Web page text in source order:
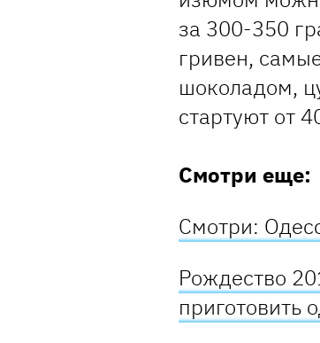
за 300-350
гривен,
шоколадом,
стартуют от
Смотри еще:
Смотри:
Рождество
приготовить